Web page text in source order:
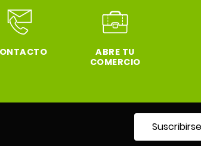
ABRE TU
COMERCIO
Suscribirse